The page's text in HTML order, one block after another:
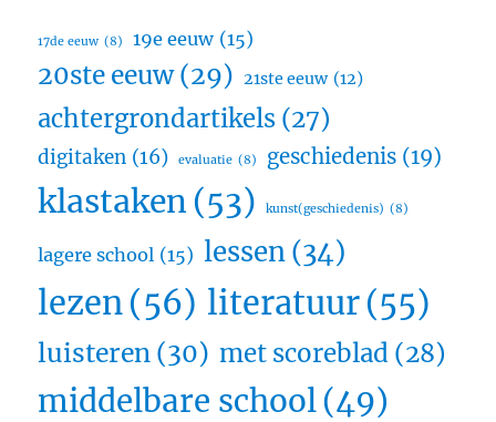
17de eeuw (8) 19e eeuw (15)
20ste eeuw(29) 21ste eeuw (12)
achtergrondartikels (27)
digitaken (16) evaluatie (8) geschiedenis (19)
klastaken(53) kunst(geschiedenis) (8)
lagere school (15) lessen(34)
lezen(56) literatuur(55)
luisteren (30) met scoreblad (28)
middelbare school(49)